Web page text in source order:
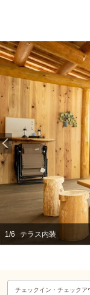
1/6 テラス内装
チェックイン・ チェックア